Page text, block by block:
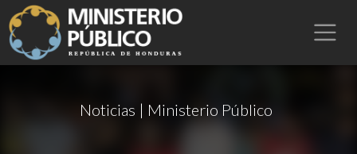
Noticias | Ministerio Público